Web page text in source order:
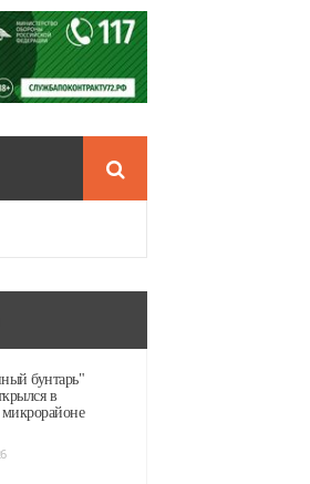
бунтарь"
в
микрорайоне